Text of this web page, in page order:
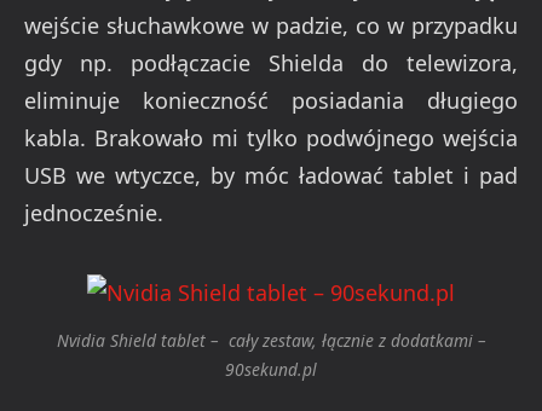
wejście słuchawkowe w padzie, co w przypadku
gdy np. podłączacie Shielda do telewizora,
eliminuje konieczność posiadania długiego
kabla. Brakowało mi tylko podwójnego wejścia
USB we wtyczce, by móc ładować tablet i pad
jednocześnie.
Nvidia Shield tablet – cały zestaw, łącznie z dodatkami –
90sekund.pl